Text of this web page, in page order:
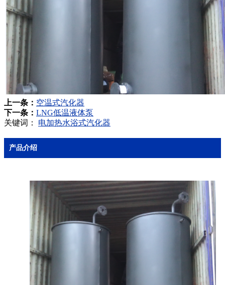
上一条： 空温式汽化器
下一条： LNG低温液体泵
关键词： 电加热水浴式汽化器
产品介绍